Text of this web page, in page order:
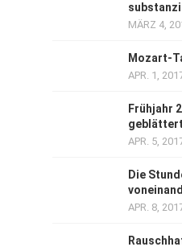
MÄRZ 4,
Mozart-
APR. 1,
Frühjahr
geblättert
APR. 5,
Die
APR. 8,